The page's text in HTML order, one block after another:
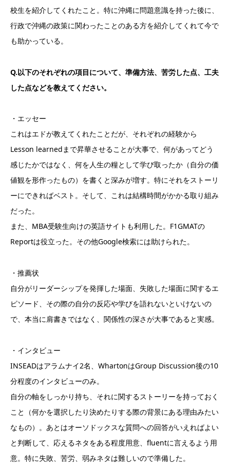
校生を紹介してくれたこと。特に沖縄に問題意識を持った後に、
行政で沖縄の政策に関わったことのある方を紹介してくれて今で
も助かっている。
Q.以下のそれぞれの項目について、準備方法、苦労した点、工夫
した点などを教えてください。
・エッセー
これはエドが教えてくれたことだが、それぞれの経験から
Lesson learnedまで昇華させることが大事で、何があってどう
感じたかではなく、何を人生の糧として学び取ったか（自分の価
値観を形作ったもの）を書くと深みが増す。特にそれをストーリ
ーにできればベスト。そして、これは結構時間がかかる取り組み
だった。
また、MBA受験生向けの英語サイトも利用した。F1GMATの
Reportは役立った。その他Google検索には助けられた。
・推薦状
自分がリーダーシップを発揮した場面、失敗した場面に関するエ
ピソード、その際の自分の反応や学びを語れないといけないの
で、本当に肩書きではなく、関係性の深さが大事であると実感。
・インタビュー
INSEADはアラムナイ2名、WhartonはGroup Discussion後の10
分程度のインタビューのみ。
自分の軸をしっかり持ち、それに関するストーリーを持っておく
こと（何かを選択したり決めたりする際の背景にある理由みたい
なもの）。あとはオーソドックスな質問への回答がいえればよい
と判断して、応えるネタをある程度用意、fluentに言えるよう用
意。特に失敗、苦労、弱みネタは難しいので準備した。